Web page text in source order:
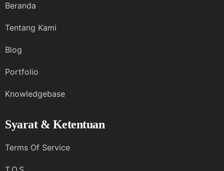
Beranda
Tentang Kami
Blog
Portfolio
Knowledgebase
Syarat & Ketentuan
Terms Of Service